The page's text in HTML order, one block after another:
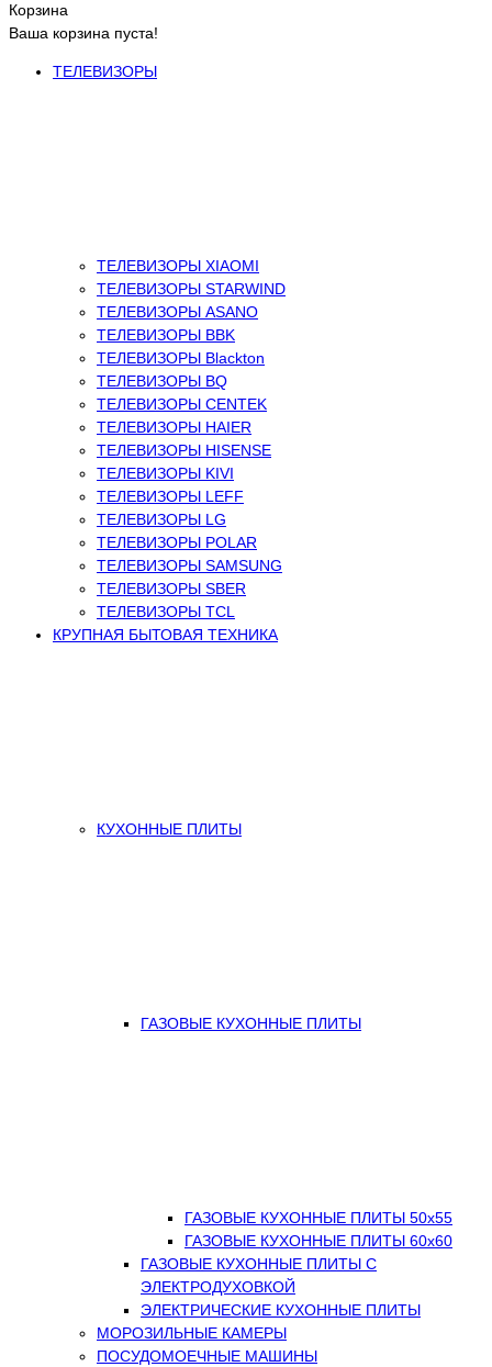
Корзина
Ваша корзина пуста!
ТЕЛЕВИЗОРЫ
ТЕЛЕВИЗОРЫ XIAOMI
ТЕЛЕВИЗОРЫ STARWIND
ТЕЛЕВИЗОРЫ ASANO
ТЕЛЕВИЗОРЫ BBK
ТЕЛЕВИЗОРЫ Blackton
ТЕЛЕВИЗОРЫ BQ
ТЕЛЕВИЗОРЫ CENTEK
ТЕЛЕВИЗОРЫ HAIER
ТЕЛЕВИЗОРЫ HISENSE
ТЕЛЕВИЗОРЫ KIVI
ТЕЛЕВИЗОРЫ LEFF
ТЕЛЕВИЗОРЫ LG
ТЕЛЕВИЗОРЫ POLAR
ТЕЛЕВИЗОРЫ SAMSUNG
ТЕЛЕВИЗОРЫ SBER
ТЕЛЕВИЗОРЫ TCL
КРУПНАЯ БЫТОВАЯ ТЕХНИКА
КУХОННЫЕ ПЛИТЫ
ГАЗОВЫЕ КУХОННЫЕ ПЛИТЫ
ГАЗОВЫЕ КУХОННЫЕ ПЛИТЫ 50х55
ГАЗОВЫЕ КУХОННЫЕ ПЛИТЫ 60х60
ГАЗОВЫЕ КУХОННЫЕ ПЛИТЫ С
ЭЛЕКТРОДУХОВКОЙ
ЭЛЕКТРИЧЕСКИЕ КУХОННЫЕ ПЛИТЫ
МОРОЗИЛЬНЫЕ КАМЕРЫ
ПОСУДОМОЕЧНЫЕ МАШИНЫ